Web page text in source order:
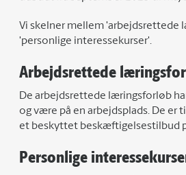
Vi skelner mellem 'arbejdsrettede
'personlige interessekurser'.
Arbejdsrettede
De arbejdsrettede læringsforløb
og være på en arbejdsplads. De er
et beskyttet beskæftigelsestilbud
Personlige